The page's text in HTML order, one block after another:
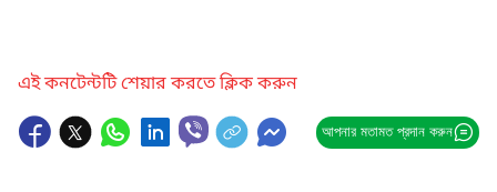
এই কনটেন্টটি শেয়ার করতে ক্লিক করুন
আপনার মতামত প্রদান করুন